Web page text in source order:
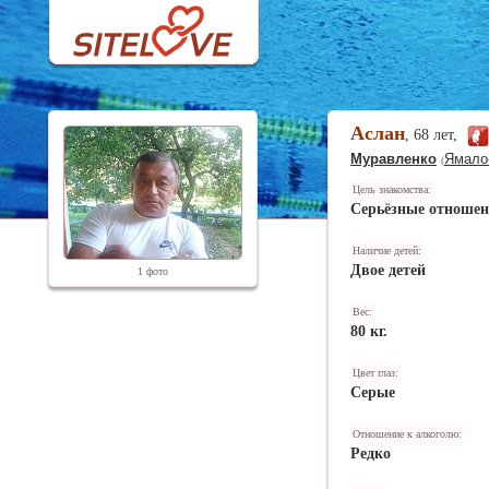
1 фото
Аслан, 68 лет,
Муравленко (
Цель знакомства:
Серьёзные
Наличие детей:
Двое детей
Вес:
80 кг.
Цвет глаз:
Серые
Отношение к алкоголю:
Редко